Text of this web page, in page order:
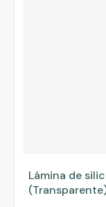
Lámina de